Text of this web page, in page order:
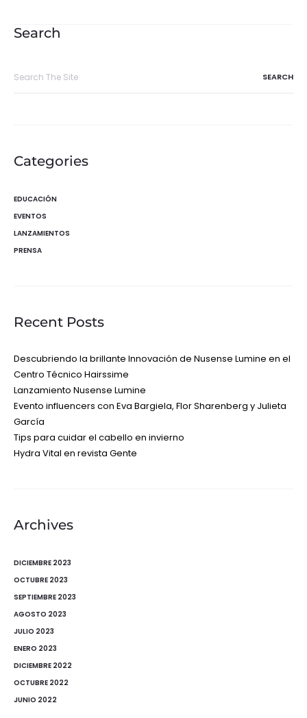
entradas
Search
Categories
EDUCACIÓN
EVENTOS
LANZAMIENTOS
PRENSA
Recent Posts
Descubriendo la brillante Innovación de Nusense Lumine en el
Centro Técnico Hairssime
Lanzamiento Nusense Lumine
Evento influencers con Eva Bargiela, Flor Sharenberg y Julieta
García
Tips para cuidar el cabello en invierno
Hydra Vital en revista Gente
Archives
DICIEMBRE 2023
OCTUBRE 2023
SEPTIEMBRE 2023
AGOSTO 2023
JULIO 2023
ENERO 2023
DICIEMBRE 2022
OCTUBRE 2022
JUNIO 2022